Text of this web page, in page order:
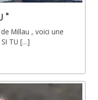
"
Millau , voici une
TU […]